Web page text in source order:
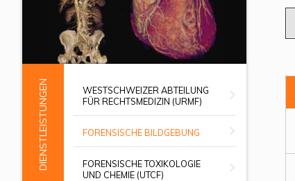
DIENSTLEISTUNGEN
WESTSCHWEIZER ABTEILUNG
FÜR RECHTSMEDIZIN (URMF)
FORENSISCHE BILDGEBUNG
FORENSISCHE TOXIKOLOGIE
UND CHEMIE (UTCF)